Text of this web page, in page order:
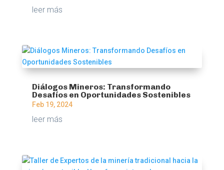
leer más
Diálogos Mineros: Transformando
Desafíos en Oportunidades Sostenibles
Feb 19, 2024
leer más